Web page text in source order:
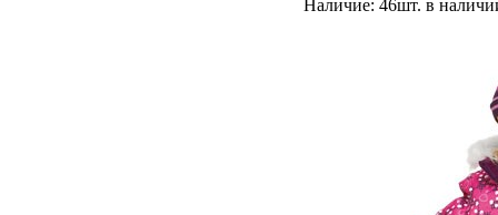
Наличие: 46шт. в